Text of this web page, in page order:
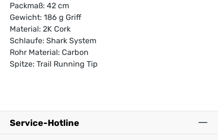
Packmaß: 42 cm
Gewicht: 186 g Griff
Material: 2K Cork
Schlaufe: Shark System
Rohr Material: Carbon
Spitze: Trail Running Tip
Service-Hotline